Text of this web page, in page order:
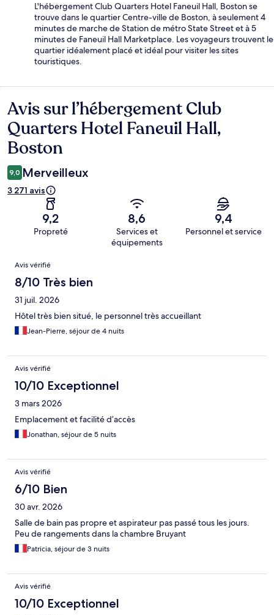
L'hébergement Club Quarters Hotel Faneuil Hall, Boston se
trouve dans le quartier Centre-ville de Boston, à seulement 4
minutes de marche de Station de métro State Street et à 5
minutes de Faneuil Hall Marketplace. Les voyageurs trouvent le
quartier idéalement placé et idéal pour visiter les sites
touristiques.
Avis
Avis sur l’hébergement Club
Quarters Hotel Faneuil Hall,
Boston
9,0 Merveilleux
3 271 avis
9,2
Propreté
8,6
Services et
équipements
9,4
Personnel et service
Avis
Avis vérifié
8/10 Très bien
31 juil. 2026
Hôtel très bien situé, le personnel très accueillant
Jean-Pierre, séjour de 4 nuits
Avis vérifié
10/10 Exceptionnel
3 mars 2026
Emplacement et facilité d’accès
Jonathan, séjour de 5 nuits
Avis vérifié
6/10 Bien
30 avr. 2026
Salle de bain pas propre et aspirateur pas passé tous les jours.
Peu de rangements dans la chambre Bruyant
Patricia, séjour de 3 nuits
Avis vérifié
10/10 Exceptionnel